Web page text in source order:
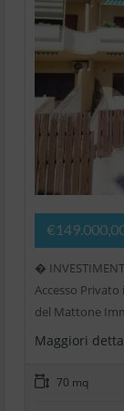
�
Accesso Privato
del Mattone
Maggiori
70 mq